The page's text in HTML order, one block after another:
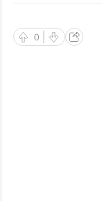
0